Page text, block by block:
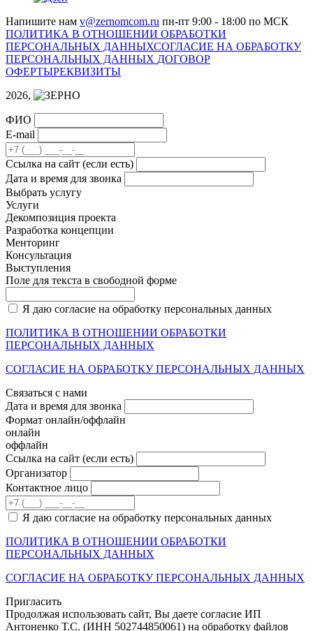
Напишите нам v@zernomcom.ru пн-пт 9:00 - 18:00 по МСК
ПОЛИТИКА В ОТНОШЕНИИ ОБРАБОТКИ
ПЕРСОНАЛЬНЫХ ДАННЫХСОГЛАСИЕ НА ОБРАБОТКУ
ПЕРСОНАЛЬНЫХ ДАННЫХ ДОГОВОР
ОФЕРТЫРЕКВИЗИТЫ
2026,
ФИО
E-mail
Cсылка на сайт (если есть)
Дата и время для звонка
Выбрать услугу
Услуги
Декомпозиция проекта
Разработка концепции
Менторинг
Консультация
Выступления
Поле для текста в свободной форме
Я даю согласие на обработку персональных данных
ПОЛИТИКА В ОТНОШЕНИИ ОБРАБОТКИ
ПЕРСОНАЛЬНЫХ ДАННЫХ
СОГЛАСИЕ НА ОБРАБОТКУ ПЕРСОНАЛЬНЫХ ДАННЫХ
Связаться с нами
Дата и время для звонка
Формат онлайн/оффлайн
онлайн
оффлайн
Cсылка на сайт (если есть)
Организатор
Контактное лицо
Я даю согласие на обработку персональных данных
ПОЛИТИКА В ОТНОШЕНИИ ОБРАБОТКИ
ПЕРСОНАЛЬНЫХ ДАННЫХ
СОГЛАСИЕ НА ОБРАБОТКУ ПЕРСОНАЛЬНЫХ ДАННЫХ
Пригласить
Продолжая использовать сайт, Вы даете согласие ИП
Антоненко Т.С. (ИНН 502744850061) на обработку файлов